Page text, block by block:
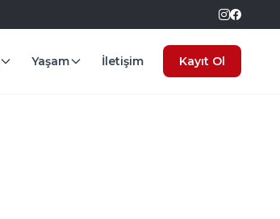
Yaşam İletişim Kayıt Ol